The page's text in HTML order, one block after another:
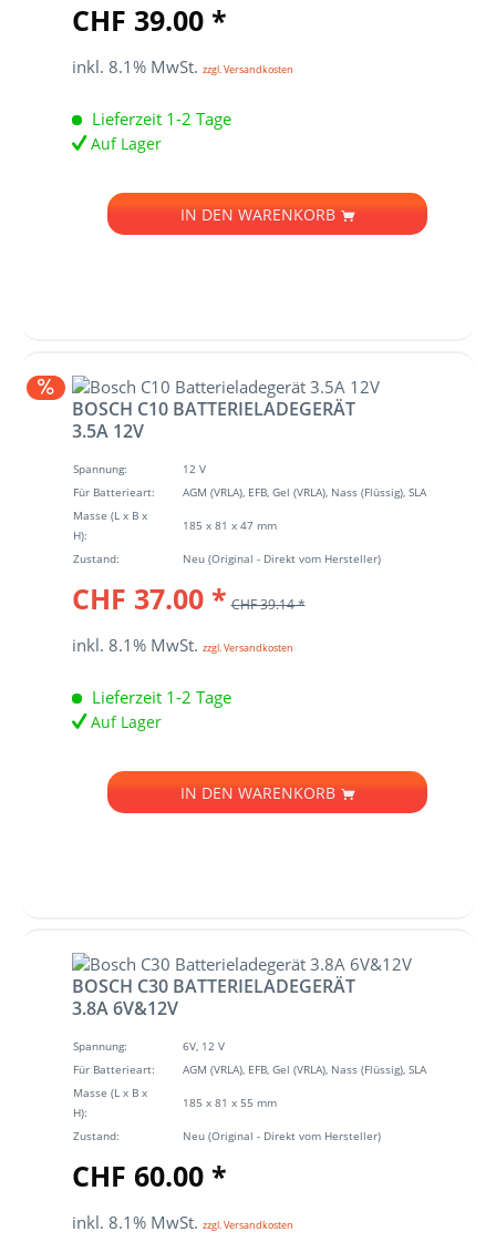
CHF 39.00 *
inkl. 8.1% MwSt. zzgl. Versandkosten
Lieferzeit 1-2 Tage
Auf Lager
IN DEN WARENKORB
BOSCH C10 BATTERIELADEGERÄT
3.5A 12V
Spannung:
12 V
Für Batterieart:
AGM (VRLA), EFB, Gel (VRLA), Nass (Flüssig), SLA
Masse (L x B x
H):
185 x 81 x 47 mm
Zustand: Neu (Original - Direkt vom Hersteller)
CHF 37.00 * CHF 39.14 *
inkl. 8.1% MwSt. zzgl. Versandkosten
Lieferzeit 1-2 Tage
Auf Lager
IN DEN WARENKORB
BOSCH C30 BATTERIELADEGERÄT
3.8A 6V&12V
Spannung:
6V, 12 V
Für Batterieart:
AGM (VRLA), EFB, Gel (VRLA), Nass (Flüssig), SLA
Masse (L x B x
H):
185 x 81 x 55 mm
Zustand: Neu (Original - Direkt vom Hersteller)
CHF 60.00 *
inkl. 8.1% MwSt. zzgl. Versandkosten